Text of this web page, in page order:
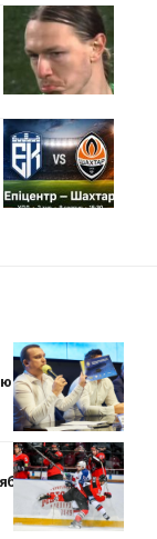
Браге – 33!